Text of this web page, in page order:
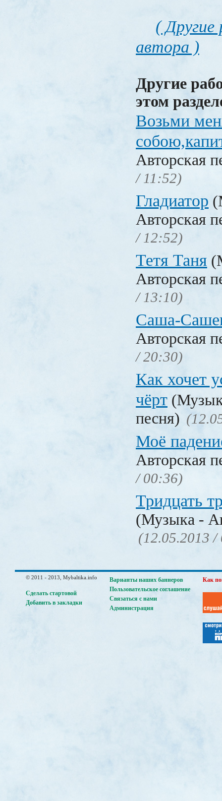
(
автора )
Другие
этом
Возьми
Авторская
/ 11:52)
Гладиатор
Авторская
/ 12:52)
Тетя Таня
Авторская
/ 13:10)
Саша-
Авторская
/ 20:30)
Как хочет
чёрт
песня)
Моё
Авторская
/ 00:36)
Тридцать
(Музыка -
(12.05.2013 /
© 2011 - 2013, Mybaltika.info
Сделать стартовой
Добавить в закладки
Варианты наших баннеров
Пользовательское соглашение
Связаться с нами
Администрация
Как